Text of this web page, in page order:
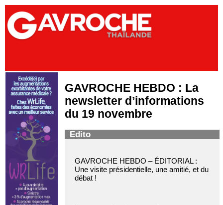
GAVROCHE HEBDO : La
newsletter d’informations
du 19 novembre
Edito
GAVROCHE HEBDO – ÉDITORIAL :
Une visite présidentielle, une amitié, et du
débat !